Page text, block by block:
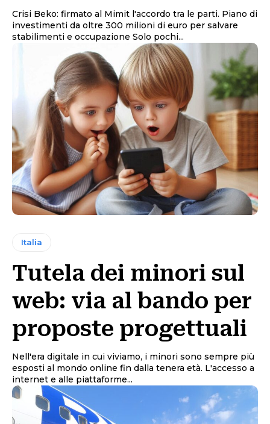
Crisi Beko: firmato al Mimit l'accordo tra le parti. Piano di
investimenti da oltre 300 milioni di euro per salvare
stabilimenti e occupazione Solo pochi...
Italia
Tutela dei minori sul
web: via al bando per
proposte progettuali
Nell'era digitale in cui viviamo, i minori sono sempre più
esposti al mondo online fin dalla tenera età. L'accesso a
internet e alle piattaforme...